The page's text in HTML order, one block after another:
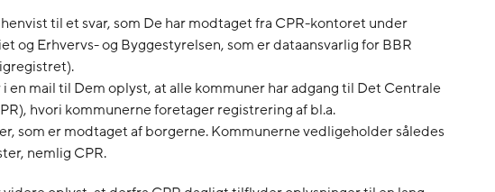
til et svar, som De har modtaget fra CPR-kontoret under
og Erhvervs- og Byggestyrelsen, som er dataansvarlig for BBR
en mail til Dem oplyst, at alle kommuner har adgang til Det Centrale
hvori kommunerne foretager registrering af bl.a.
som er modtaget af borgerne. Kommunerne vedligeholder således
nemlig CPR.